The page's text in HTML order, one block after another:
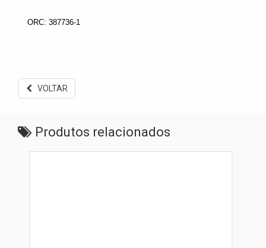
ORC: 387736-1
VOLTAR
Produtos relacionados